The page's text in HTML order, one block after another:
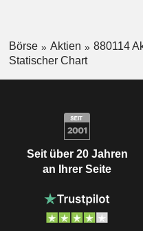
Börse Aktien 880114
Statischer Chart
Seit über 20 Jahren
an Ihrer Seite